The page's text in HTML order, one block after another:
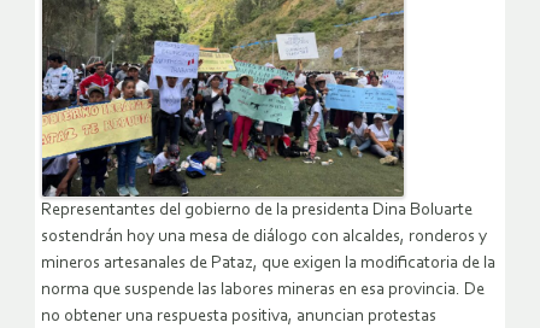
Representantes del gobierno de la presidenta Dina Boluarte
sostendrán hoy una mesa de diálogo con alcaldes, ronderos y
mineros artesanales de Pataz, que exigen la modificatoria de la
norma que suspende las labores mineras en esa provincia. De
no obtener una respuesta positiva, anuncian protestas